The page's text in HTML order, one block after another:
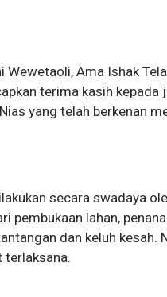
Ama Ishak
terima kasih kepada
yang telah berkenan
secara swadaya
pembukaan lahan,
dan keluh kesah.
terlaksana.